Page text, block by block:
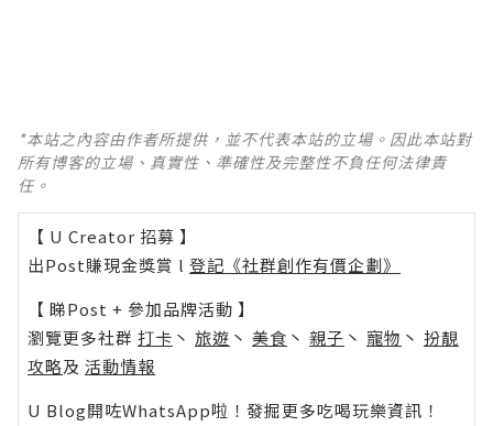
*本站之內容由作者所提供，並不代表本站的立場。因此本站對
所有博客的立場、真實性、準確性及完整性不負任何法律責
任。
【 U Creator 招募 】
出Post賺現金獎賞 l 登記《社群創作有價企劃》
【 睇Post + 參加品牌活動 】
瀏覽更多社群 打卡 丶 旅遊 丶 美食 丶 親子 丶 寵物 丶 扮靚
攻略及 活動情報
U Blog開咗WhatsApp啦！發掘更多吃喝玩樂資訊！